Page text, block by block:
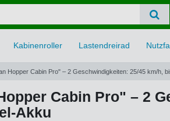
Kabinenroller Lastendreirad
Hopper Cabin Pro" – 2 Geschwindigkeiten: 25/45 km/h,
Cabin Pro" – 2
Akku